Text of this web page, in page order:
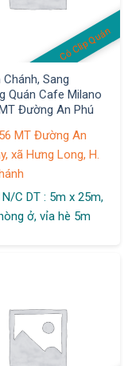
Có Clip Quán
Chánh, Sang
Quán Cafe Milano
Đường An Phú
MT Đường An
xã Hưng Long, H.
N/C DT : 5m x 25m,
ở, vỉa hè 5m